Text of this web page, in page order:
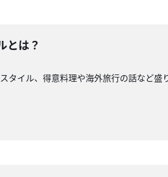
とは？
イル、得意料理や海外旅行の話など盛